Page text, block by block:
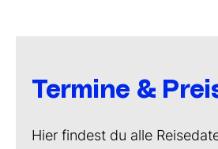
Termine &
Hier findest du alle